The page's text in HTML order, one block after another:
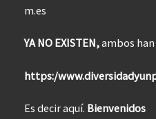
m.es
YA NO EXISTEN,ambos
https:/
Es decir aquí. Bienvenidos